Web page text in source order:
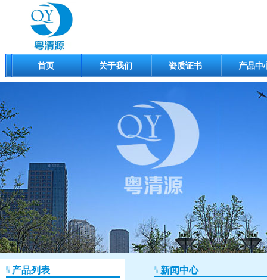
首页 关于我们 资质证书 产品中
产品列表 新闻中心